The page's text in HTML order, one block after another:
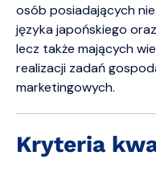
osób posiadających
języka japońskiego
lecz także mających
realizacji zadań
marketingowych.
Kryteria